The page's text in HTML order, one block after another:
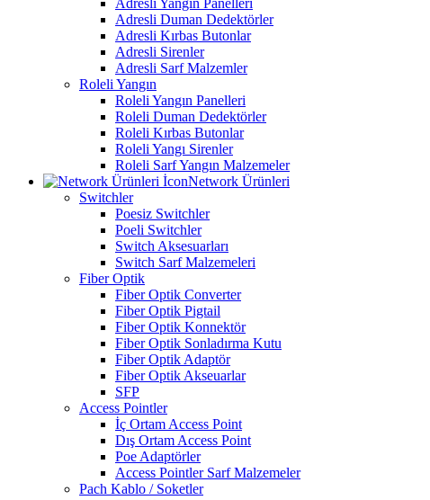
Adresli Yangın Panelleri
Adresli Duman Dedektörler
Adresli Kırbas Butonlar
Adresli Sirenler
Adresli Sarf Malzemler
Roleli Yangın
Roleli Yangın Panelleri
Roleli Duman Dedektörler
Roleli Kırbas Butonlar
Roleli Yangı Sirenler
Roleli Sarf Yangın Malzemeler
Network Ürünleri
Switchler
Poesiz Switchler
Poeli Switchler
Switch Aksesuarları
Switch Sarf Malzemeleri
Fiber Optik
Fiber Optik Converter
Fiber Optik Pigtail
Fiber Optik Konnektör
Fiber Optik Sonladırma Kutu
Fiber Optik Adaptör
Fiber Optik Akseuarlar
SFP
Access Pointler
İç Ortam Access Point
Dış Ortam Access Point
Poe Adaptörler
Access Pointler Sarf Malzemeler
Pach Kablo / Soketler